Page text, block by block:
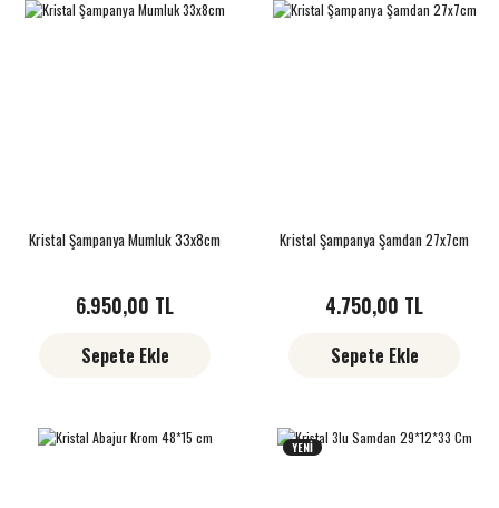
Kristal Şampanya Mumluk 33x8cm
6.950,00 TL
Sepete Ekle
Kristal Şampanya Şamdan 27x7cm
4.750,00 TL
Sepete Ekle
YENİ